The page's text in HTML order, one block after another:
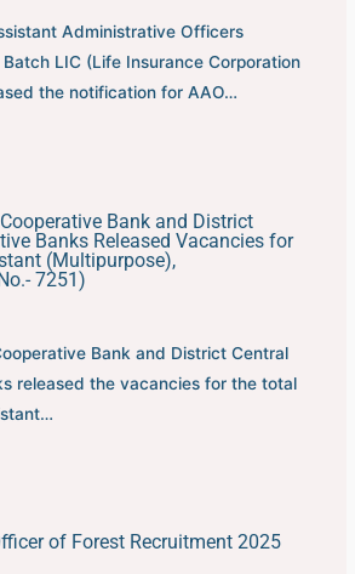
Administrative Officers
LIC (Life Insurance Corporation
the notification for AAO…
Bank and District
Banks Released Vacancies for
(Multipurpose),
7251)
Bank and District Central
released the vacancies for the total
of Forest Recruitment 2025